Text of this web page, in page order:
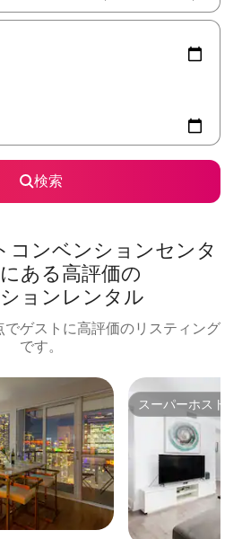
検索
コンベンションセンタ
あ⁠る高⁠評⁠価⁠の
ョ⁠ン⁠レ⁠ン⁠タ⁠ル
ゲストに高評価のリスティング
です。
スーパーホスト
スーパーホスト